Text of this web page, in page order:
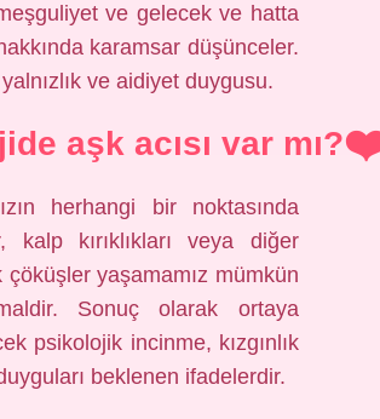
ve gelecek ve hatta
karamsar düşünceler.
ve aidiyet duygusu.
aşk acısı var mı?
herhangi bir noktasında
kalp kırıklıkları veya diğer
çöküşler yaşamamız mümkün
Sonuç olarak ortaya
psikolojik incinme, kızgınlık
beklenen ifadelerdir.